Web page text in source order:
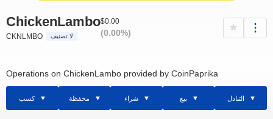
ChickenLambo
CKNLMBO لا تصنيف
$0.00
(0.00%)
Operations on ChickenLambo provided by CoinPaprika
كسب محفظة شراء بيع التبادل